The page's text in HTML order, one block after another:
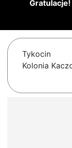
Gratulacje!
Tykocin
Kolonia